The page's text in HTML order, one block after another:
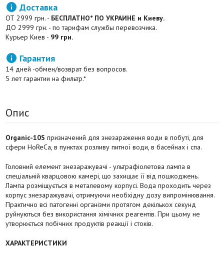
 Доставка
ОТ 2999 грн. - БЕСПЛАТНО* ПО УКРАИНЕ и Киеву.
ДО 2999 грн. - по тарифам службы перевозчика.
Курьер Киев - 99 грн.
 Гарантия
14 дней -обмен/возврат без вопросов.
5 лет гарантии на фильтр.*
Опис
Organic-10S призначений для знезараження води в побуті, для
сфери HoReCa, в пунктах розливу питної води, в басейнах і спа.
Головний елемент знезаражувачі - ультрафіолетова лампа в
спеціальній кварцовою камері, що захищає її від пошкоджень.
Лампа розміщується в металевому корпусі. Вода проходить через
корпус знезаражувачі, отримуючи необхідну дозу випромінювання.
Практично всі патогенні організми протягом декількох секунд
руйнуються без використання хімічних реагентів. При цьому не
утворюється побічних продуктів реакції і стоків.
ХАРАКТЕРИСТИКИ